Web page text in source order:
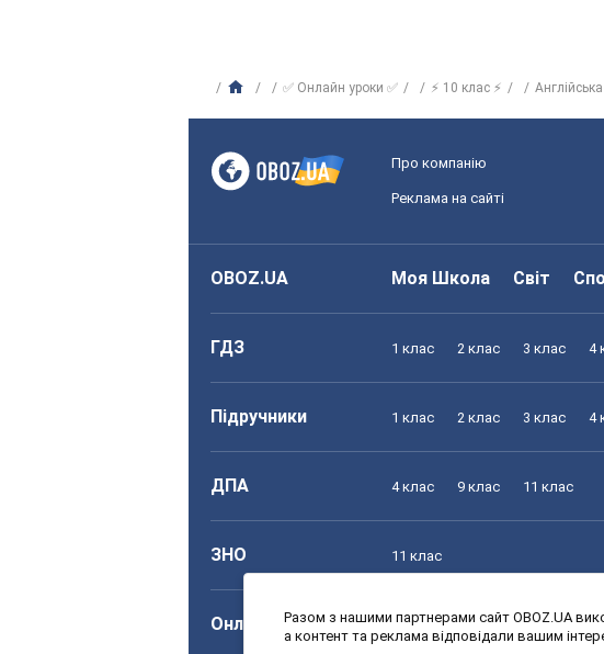
✅ Онлайн уроки ✅ ⚡ 10 клас ⚡
Про компанію
Реклама на сайті
OBOZ.UA Моя Школа Світ
ГДЗ 1 клас 2 клас 3 клас 4
Підручники 1 клас 2 клас 3 клас 4
ДПА 4 клас 9 клас 11 клас
ЗНО 11 клас
Онлайн уроки 1 клас 2 клас 3 клас 4
Разом з нашими партнерами сайт OBOZ.UA
а контент та реклама відповідали вашим